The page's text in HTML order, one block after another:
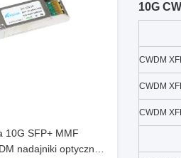
10G SFP+ MMF
nadajniki optyczne
10G
CWDM
CWDM
CWDM